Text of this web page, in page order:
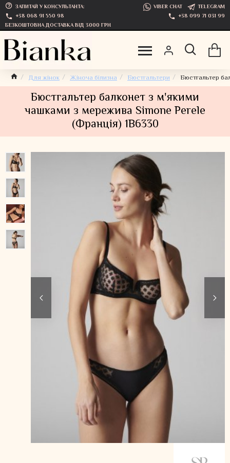
ЗАПИТАЙ У КОНСУЛЬТАНТА: VIBER CHAT
TELEGRAM
+38 068 91 550 98
+38 099 71 031 99
БЕЗКОШТОВНА ДОСТАВКА ВІД 3000 ГРН
Для жінок Жіноча білизна Бюстгальтери Бюстгальтер
Бюстгальтер балконет з м'якими
чашками з мережива Simone Perele
(Франція) 1B6330